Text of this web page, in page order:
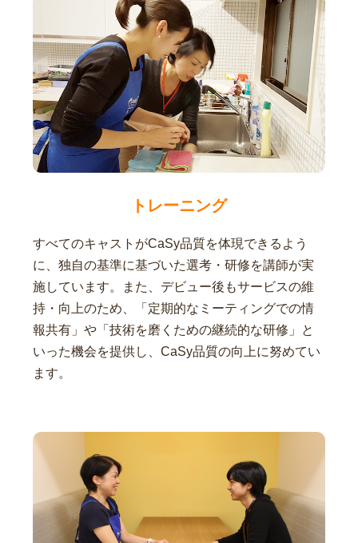
トレーニング
すべてのキャストがCaSy品質を体現できるよう
に、独自の基準に基づいた選考・研修を講師が実
施しています。また、デビュー後もサービスの維
持・向上のため、「定期的なミーティングでの情
報共有」や「技術を磨くための継続的な研修」と
いった機会を提供し、CaSy品質の向上に努めてい
ます。